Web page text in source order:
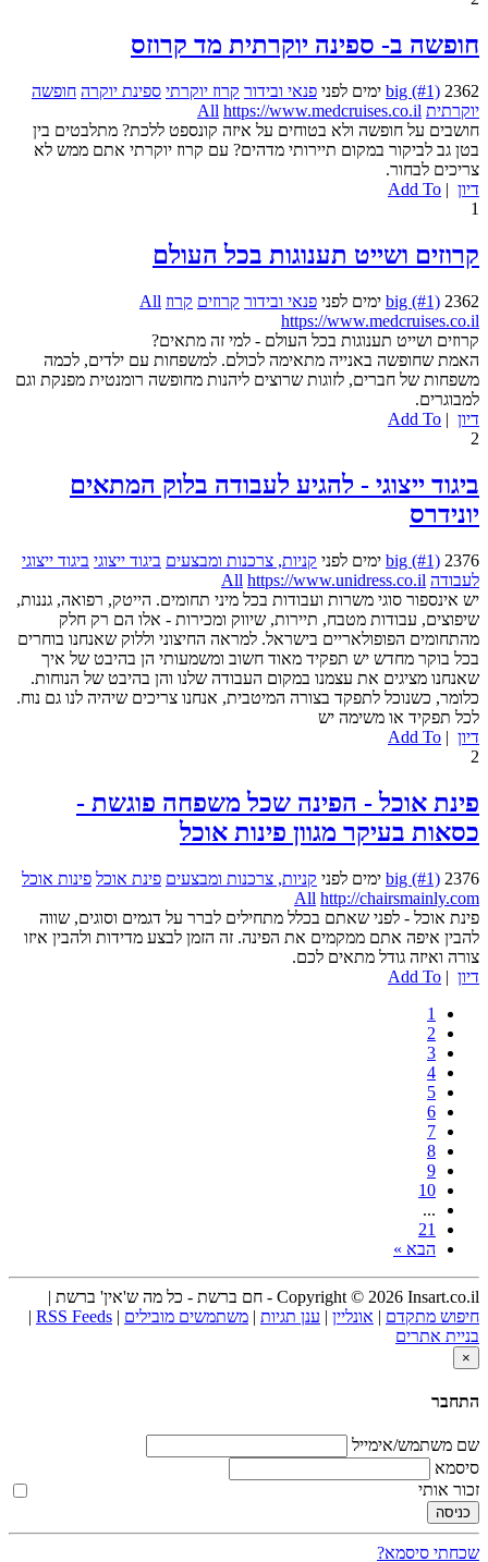
חופשה ב- ספינה יוקרתית מד קרוזס
big (#1) 2362 ימים לפני פנאי ובידור קרוז יוקרתי ספינת יוקרה חופשה
יוקרתית
All https://www.medcruises.co.il
חושבים על חופשה ולא בטוחים על איזה קונספט ללכת? מתלבטים בין
בטן גב לביקור במקום תיירותי מדהים? עם קרוז יוקרתי אתם ממש לא
צריכים לבחור.
דיון |
Add To
1
קרוזים ושייט תענוגות בכל העולם
big (#1) 2362 ימים לפני פנאי ובידור קרוזים קרוז All
https://www.medcruises.co.il
קרוזים ושייט תענוגות בכל העולם - למי זה מתאים?
האמת שחופשה באנייה מתאימה לכולם. למשפחות עם ילדים, לכמה
משפחות של חברים, לזוגות שרוצים ליהנות מחופשה רומנטית מפנקת וגם
למבוגרים.
דיון |
Add To
2
ביגוד ייצוגי - להגיע לעבודה בלוק המתאים
יונידרס
big (#1) 2376 ימים לפני קניות, צרכנות ומבצעים ביגוד ייצוגי ביגוד ייצוגי
לעבודה
All https://www.unidress.co.il
יש אינספור סוגי משרות ועבודות בכל מיני תחומים. הייטק, רפואה, גננות,
שיפוצים, עבודות מטבח, תיירות, שיווק ומכירות - אלו הם רק חלק
מהתחומים הפופולאריים בישראל. למראה החיצוני וללוק שאנחנו בוחרים
בכל בוקר מחדש יש תפקיד מאוד חשוב ומשמעותי הן בהיבט של איך
שאנחנו מציגים את עצמנו במקום העבודה שלנו והן בהיבט של הנוחות.
כלומר, כשנוכל לתפקד בצורה המיטבית, אנחנו צריכים שיהיה לנו גם נוח.
לכל תפקיד או משימה יש
דיון |
Add To
2
פינת אוכל - הפינה שכל משפחה פוגשת -
כסאות בעיקר מגוון פינות אוכל
big (#1) 2376 ימים לפני קניות, צרכנות ומבצעים פינת אוכל פינות אוכל
All http://chairsmainly.com
פינת אוכל - לפני שאתם בכלל מתחילים לברר על דגמים וסוגים, שווה
להבין איפה אתם ממקמים את הפינה. זה הזמן לבצע מדידות ולהבין איזו
צורה ואיזה גודל מתאים לכם.
דיון |
Add To
1
2
3
4
5
6
7
8
9
10
...
21
הבא »
Copyright © 2026 Insart.co.il - חם ברשת - כל מה ש'אין' ברשת |
חיפוש מתקדם | אונליין | ענן תגיות | משתמשים מובילים |
RSS Feeds
|
בניית אתרים
×
התחבר
שם משתמש/אימייל
סיסמא
זכור אותי
שכחתי סיסמא?